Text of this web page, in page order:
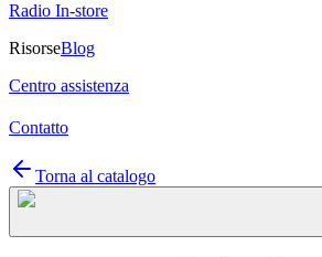
Radio In-store
RisorseBlog
Centro assistenza
Contatto
Torna al catalogo